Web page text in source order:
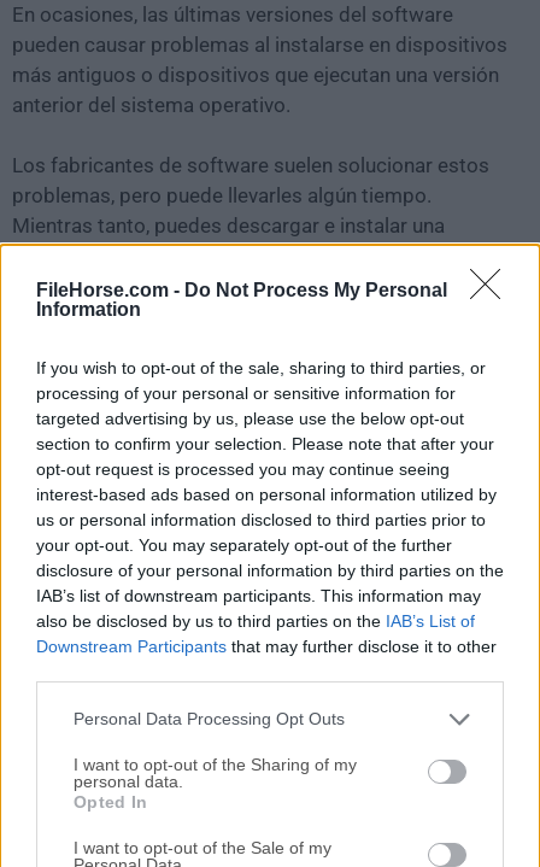
FileHorse.com - Do Not Process My Personal
Information
If you wish to opt-out of the sale, sharing to third parties, or
processing of your personal or sensitive information for
targeted advertising by us, please use the below opt-out
section to confirm your selection. Please note that after your
opt-out request is processed you may continue seeing
interest-based ads based on personal information utilized by
us or personal information disclosed to third parties prior to
your opt-out. You may separately opt-out of the further
disclosure of your personal information by third parties on the
IAB’s list of downstream participants. This information may
also be disclosed by us to third parties on the IAB’s List of
Downstream Participants that may further disclose it to other
Personal Data Processing Opt Outs
I want to opt-out of the Sharing of my
personal data.
Opted In
I want to opt-out of the Sale of my
En ocasiones, las últimas versiones del software
pueden causar problemas al instalarse en dispositivos
más antiguos o dispositivos que ejecutan una versión
anterior del sistema operativo.
Los fabricantes de software suelen solucionar estos
problemas, pero puede llevarles algún tiempo.
Mientras tanto, puedes descargar e instalar una
Para aquellos interesados en descargar la versión más
reseña, simplemente hazclic aquí.
Todas las versiones antiguas distribuidas en nuestro
sitio web son completamente libres de virus y están
disponibles para su descarga sin costo alguno.
Nos encantaría saber de ti
Si tienes alguna pregunta o idea que desees compartir
con nosotros, dirígete a nuestrapágina de contactoy
háznoslo saber. ¡Valoramos tu opinión!